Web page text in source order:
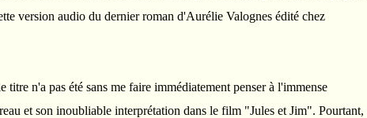
version audio du dernier roman d'Aurélie Valognes édité chez
n'a pas été sans me faire immédiatement penser à l'immense
et son inoubliable interprétation dans le film "Jules et Jim". Pourtant,